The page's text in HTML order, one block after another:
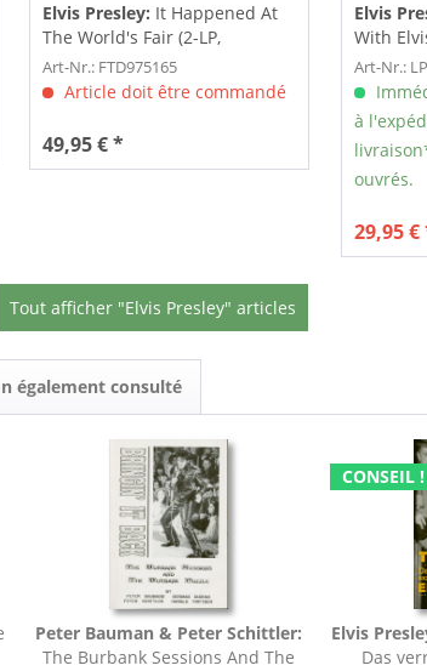
Elvis Presley: It Happened At
The World's Fair (2-LP,
Limited...
Art-Nr.: FTD975165
Article doit être commandé
49,95 € *
Elvis
With
Art-Nr.:
à
ouvrés.
29,95 €
Tout afficher "Elvis Presley" articles
également consulté
Peter Bauman & Peter Schittler:
The Burbank Sessions And The
CONSEIL !
Elvis
Das